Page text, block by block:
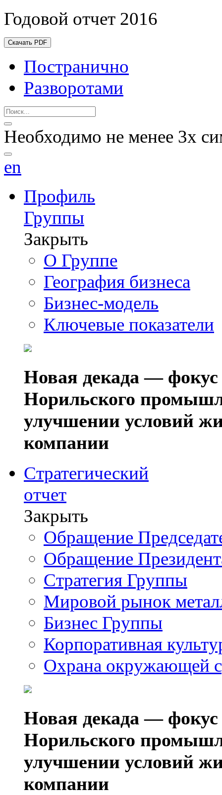
Годовой отчет 2016
Скачать PDF
Постранично
Разворотами
Необходимо не менее 3х
en
Профиль
Группы
Закрыть
О Группе
География бизнеса
Бизнес-модель
Ключевые показатели
Новая декада — фокус
Норильского
улучшении условий
компании
Стратегический
отчет
Закрыть
Обращение
Обращение
Стратегия Группы
Мировой рынок
Бизнес Группы
Корпоративная
Охрана окружающей
Новая декада — фокус
Норильского
улучшении условий
компании